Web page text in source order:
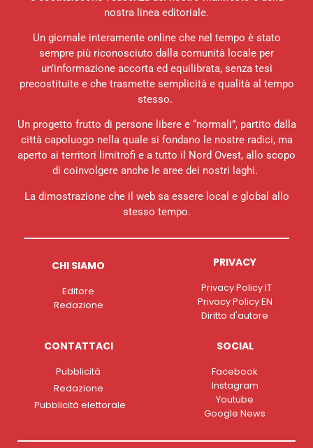
nostra linea editoriale.
Un giornale interamente online che nel tempo è stato
sempre più riconosciuto dalla comunità locale per
un’informazione accorta ed equilibrata, senza tesi
precostituite e che trasmette semplicità e qualità al tempo
stesso.
Un progetto frutto di persone libere e “normali”, partito dalla
città capoluogo nella quale si fondano le nostre radici, ma
aperto ai territori limitrofi e a tutto il Nord Ovest, allo scopo
di coinvolgere anche le aree dei nostri laghi.
La dimostrazione che il web sa essere local e global allo
stesso tempo.
CHI SIAMO
Editore
Redazione
PRIVACY
Privacy Policy IT
Privacy Policy EN
Diritto d'autore
CONTATTACI
Pubblicità
Redazione
Pubblicità elettorale
SOCIAL
Facebook
Instagram
Youtube
Google News